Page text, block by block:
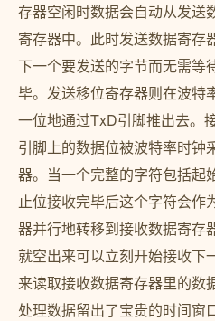
存器空闲时数据会自动从发送
寄存器中。此时发送数据寄存
下一个要发送的字节而无需等
毕。发送移位寄存器则在波特
一位地通过TxD引脚推出去。
引脚上的数据位被波特率时钟
器。当一个完整的字符包括起
止位接收完毕后这个字符会作
器并行地转移到接收数据寄存
就空出来可以立刻开始接收下
来读取接收数据寄存器里的数
处理数据留出了宝贵的时间窗